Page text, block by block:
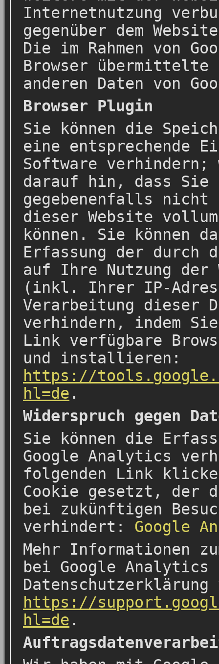
Internetnutzung
gegenüber dem
Die im Rahmen von
Browser
anderen Daten von
Browser Plugin
Sie können die
eine entsprechende
Software
darauf hin, dass Sie
gegebenenfalls nicht
dieser Website
können. Sie können
Erfassung der durch
auf Ihre Nutzung der
(inkl. Ihrer IP-
Verarbeitung dieser
verhindern, indem
Link verfügbare
und installieren:
https://
hl=de .
Widerspruch gegen
Sie können die
Google Analytics
folgenden Link
Cookie gesetzt, der
bei zukünftigen
verhindert: Google
Mehr Informationen
bei Google
Datenschutzerklärung
https://
hl=de .